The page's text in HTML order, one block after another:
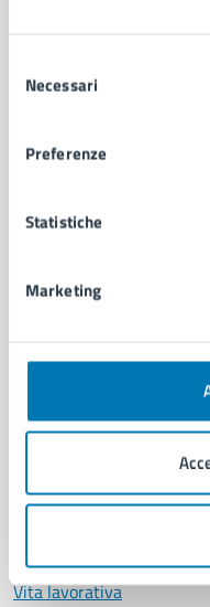
delNecessari
Preferenze
Statistiche
Marketing
Uffici
Personale amministrativo
Intranet, posta aziendale
CATEGORIE DI SERVIZIO
Documenti e certificati
Educazione e formazione
Giustizia e sicurezza
Imprese e commercio
Salute, benessere e
Servizi Cimiteriali
Vita lavorativa